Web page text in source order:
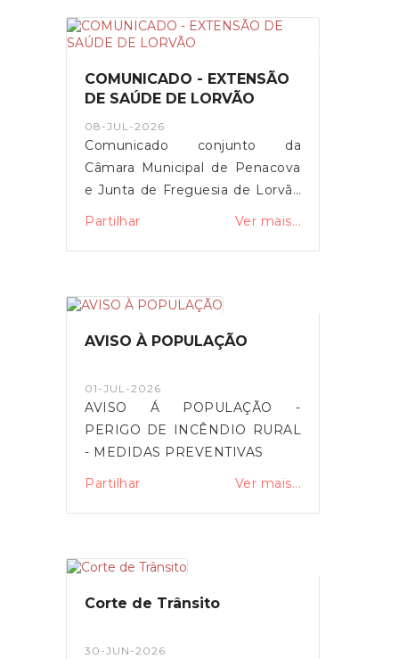
COMUNICADO - EXTENSÃO
DE SAÚDE DE LORVÃO
08-JUL-2026
Comunicado conjunto da
Câmara Municipal de Penacova
e Junta de Freguesia de Lorvão
sucessivos constrangimentos e
Extensão de Saúde de Lorvão.
Partilhar Ver mais...
AVISO À POPULAÇÃO
01-JUL-2026
AVISO Á POPULAÇÃO -
PERIGO DE INCÊNDIO RURAL
- MEDIDAS PREVENTIVAS
Partilhar
Ver mais...
Corte de Trânsito
30-JUN-2026